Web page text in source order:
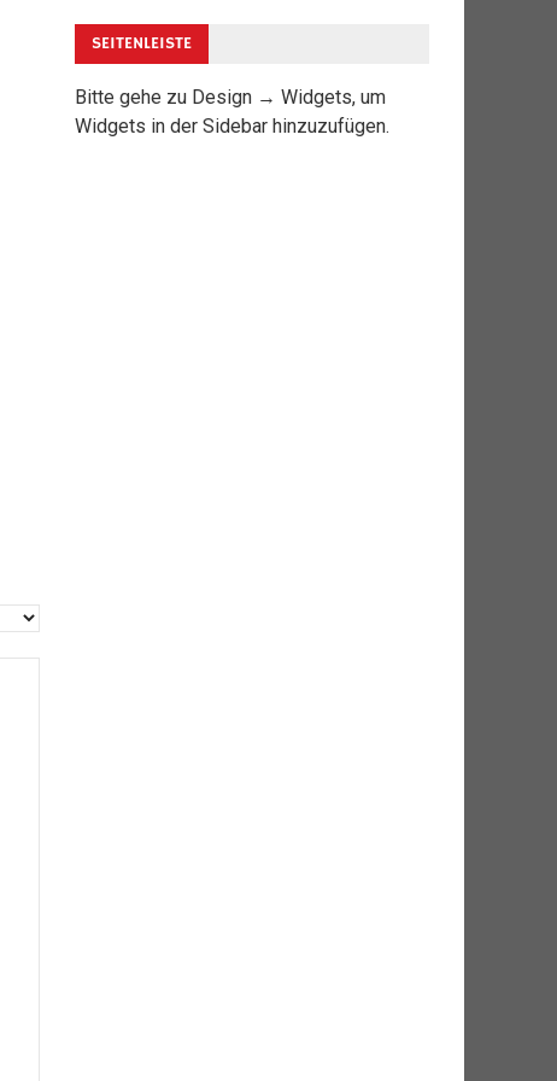
SEITENLEISTE
Bitte gehe zu Design → Widgets, um
Widgets in der Sidebar hinzuzufügen.